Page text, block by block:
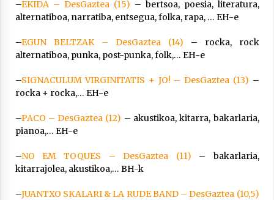
–EKIDA – DesGaztea (15) – bertsoa, poesia, literatura,
alternatiboa, narratiba, entsegua, folka, rapa, … EH-e
–EGUN BELTZAK – DesGaztea (14) – rocka, rock
alternatiboa, punka, post-punka, folk,… EH-e
–SIGNACULUM VIRGINITATIS + JO! – DesGaztea (13) –
rocka + rocka,… EH-e
–PACO – DesGaztea (12) – akustikoa, kitarra, bakarlaria,
pianoa,… EH-e
–NO EM TOQUES – DesGaztea (11) – bakarlaria,
kitarrajolea, akustikoa,… BH-k
–JUANTXO SKALARI & LA RUDE BAND – DesGaztea (10,5)